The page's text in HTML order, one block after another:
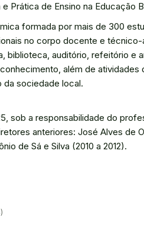
Prática de Ensino na Educação
formada por mais de 300
no corpo docente e
biblioteca, auditório, refeitório e
além de atividades
da sociedade local.
sob a responsabilidade do
anteriores: José Alves de
de Sá e Silva (2010 a 2012).